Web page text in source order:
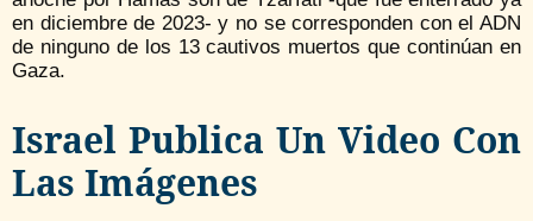
en diciembre de 2023- y no se corresponden con el ADN
de ninguno de los 13 cautivos muertos que continúan en
Gaza.
Israel Publica Un Video Con
Las Imágenes